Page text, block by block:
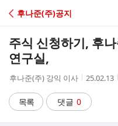
C
A
후나준(주)공지
주식 신청하기, 후
연구실,
작
자
후나준(주) 강익 이사
작
시
간
25.02.13
목록 댓글 0